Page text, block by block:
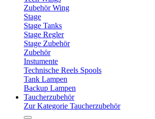
Zubehör Wing
Stage
Stage Tanks
Stage Regler
Stage Zubehör
Zubehör
Instumente
Technische Reels Spools
Tank Lampen
Backup Lampen
Taucherzubehör
Zur Kategorie Taucherzubehör